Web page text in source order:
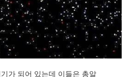
가 되어 있는데 이들은 총알